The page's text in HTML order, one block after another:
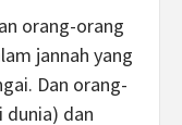
orang-orang
jannah yang
Dan orang-
dunia) dan